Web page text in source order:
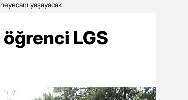
yaşayacak
LGS